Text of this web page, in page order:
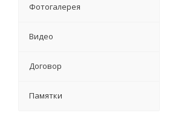
Фотогалерея
Видео
Договор
Памятки